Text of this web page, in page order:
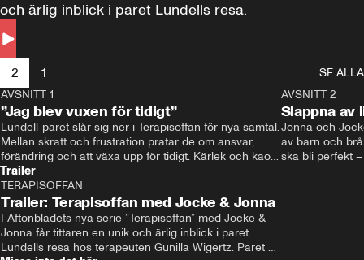
och ärlig inblick i paret Lundells resa.
2 1
SE ALLA
Plus
AVSNITT 1
”Jag blev vuxen för tidigt”
Lundell-paret slår sig ner i Terapisoffan för nya samtal.
Mellan skratt och frustration pratar de om ansvar,
förändring och att växa upp för tidigt. Kärlek och kaos
blandas i ett samtal där gamla mönster ställs på sin
spets. För vem orkar egentligen alltid vara den vuxna?
Plus
AVSNITT 2
Slappna av
Jonna och
av barn och
ska bli perfekt
Trailer
TERAPISOFFAN
Trailer: Terapisoffan med Jocke & Jonna
I Aftonbladets nya serie ”Terapisoffan” med Jocke &
Jonna får tittaren en unik och ärlig inblick i paret
Lundells resa hos terapeuten Gunilla Wigertz. Paret